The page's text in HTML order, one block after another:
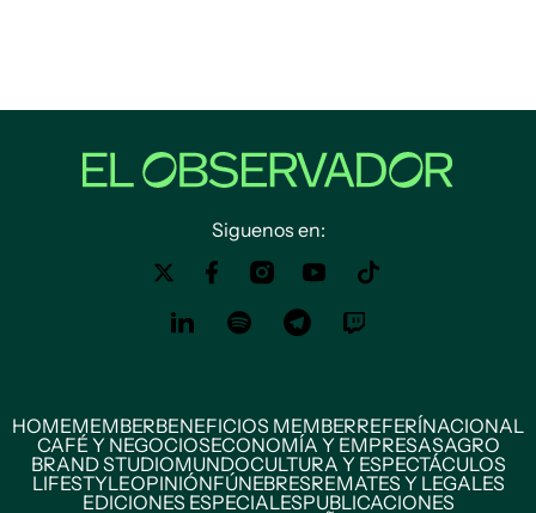
Siguenos en:
HOMEMEMBERBENEFICIOS MEMBERREFERÍNACIONAL
CAFÉ Y NEGOCIOSECONOMÍA Y EMPRESASAGRO
BRAND STUDIOMUNDOCULTURA Y ESPECTÁCULOS
LIFESTYLEOPINIÓNFÚNEBRESREMATES Y LEGALES
EDICIONES ESPECIALESPUBLICACIONES